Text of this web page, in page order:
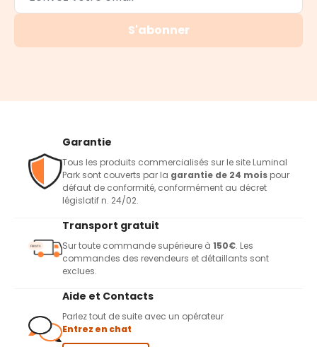
S'abonner
Garantie
Tous les produits commercialisés sur le site Luminal
Park sont couverts par la garantie de 24 mois pour
défaut de conformité, conformément au décret
législatif n. 24/02.
Transport gratuit
Sur toute commande supérieure à 150€. Les
commandes des revendeurs et détaillants sont
exclues.
Aide et Contacts
Parlez tout de suite avec un opérateur
Entrez en chat